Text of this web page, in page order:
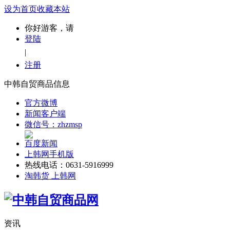
设为首页收藏本站
你好游客，请
登陆
|
注册
中韩自贸商品信息
官方微博
新闻客户端
微信号：zhzmsp
百度新闻
上韩网手机版
热线电话：0631-5916999
淘韩货 上韩网
资讯